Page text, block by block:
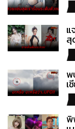
แ
สุ
พ
เ
พิ